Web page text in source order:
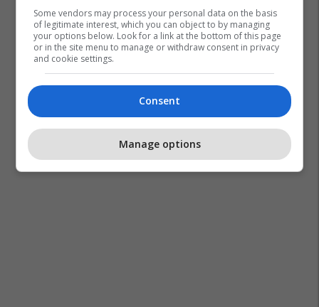
Some vendors may process your personal data on the basis
of legitimate interest, which you can object to by managing
your options below. Look for a link at the bottom of this page
or in the site menu to manage or withdraw consent in privacy
and cookie settings.
Consent
Manage options